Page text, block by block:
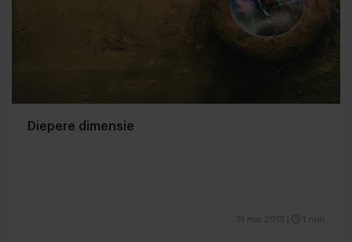
Diepere dimensie
31 mei 2013 1 min